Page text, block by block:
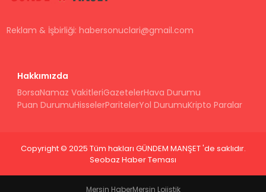
Reklam & İşbirliği:habersonuclari@gmail.com
Hakkımızda
BorsaNamaz VakitleriGazetelerHava Durumu
Puan DurumuHisselerParitelerYol DurumuKripto Paralar
Copyright © 2025 Tüm hakları GÜNDEM MANŞET 'de saklıdır.
Seobaz Haber Teması
Mersin HaberMersin Lojistik